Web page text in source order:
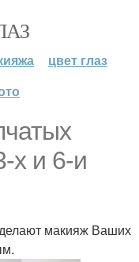
цвет глаз
х и 6-и
макияж Ваших